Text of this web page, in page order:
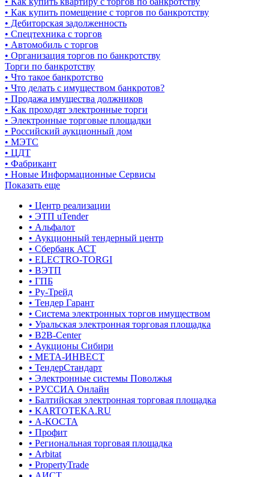
• Как купить помещение с торгов по банкротству
• Дебиторская задолженность
• Спецтехника с торгов
• Автомобиль с торгов
• Организация торгов по банкротству
Торги по банкротству
• Что такое банкротство
• Что делать с имуществом банкротов?
• Продажа имущества должников
• Как проходят электронные торги
• Электронные торговые площадки
• Российский аукционный дом
• МЭТС
• ЦДТ
• Фабрикант
• Новые Информационные Сервисы
Показать еще
• Центр реализации
• ЭТП uTender
• Альфалот
• Аукционный тендерный центр
• Сбербанк АСТ
• ELECTRO-TORGI
• ВЭТП
• ГПБ
• Ру-Трейд
• Тендер Гарант
• Система электронных торгов имуществом
• Уральская электронная торговая площадка
• B2B-Center
• Аукционы Сибири
• МЕТА-ИНВЕСТ
• ТендерСтандарт
• Электронные системы Поволжья
• РУССИА Онлайн
• Балтийская электронная торговая площадка
• KARTOTEKA.RU
• А-КОСТА
• Профит
• Региональная торговая площадка
• Arbitat
• PropertyTrade